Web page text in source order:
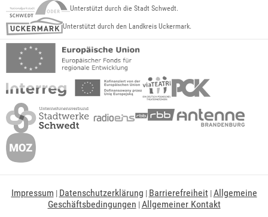
Unterstützt durch die Stadt Schwedt.
Unterstützt durch den Landkreis Uckermark.
Impressum | Datenschutzerklärung | Barrierefreiheit|Allgemeine
Geschäftsbedingungen |Allgemeiner Kontakt